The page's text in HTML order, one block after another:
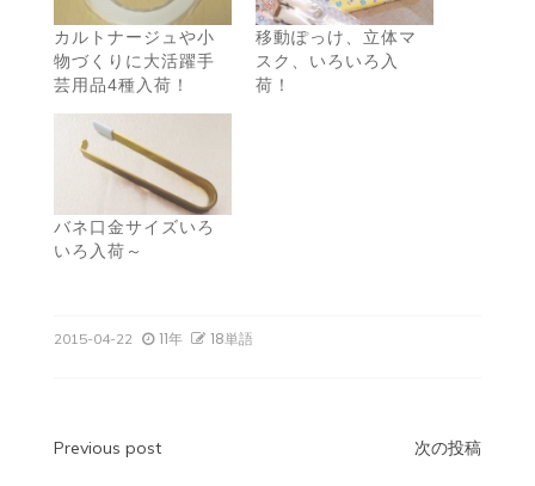
カルトナージュや小
物づくりに大活躍手
芸用品4種入荷！
移動ぽっけ、立体マ
スク、いろいろ入
荷！
バネ口金サイズいろ
いろ入荷～
2015-04-22 11年 18単語
投
Previous post 次の投稿